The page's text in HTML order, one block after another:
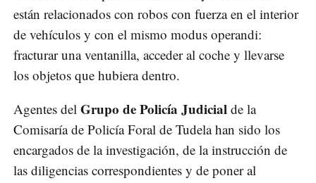
están relacionados con robos con fuerza en el interior
de vehículos y con el mismo modus operandi:
fracturar una ventanilla, acceder al coche y llevarse
los objetos que hubiera dentro.
Agentes del Grupo de Policía Judicial de la
Comisaría de Policía Foral de Tudela han sido los
encargados de la investigación, de la instrucción de
las diligencias correspondientes y de poner al